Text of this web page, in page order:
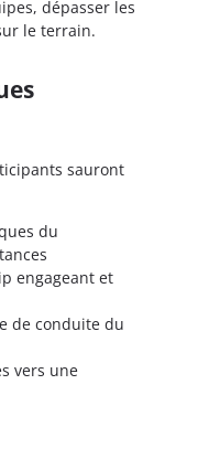
dépasser les
le terrain.
sauront
du
engageant et
de conduite du
vers une